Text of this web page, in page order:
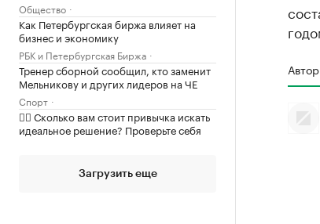
Общество
Как Петербургская биржа влияет на
бизнес и экономику
РБК и Петербургская Биржа
Тренер сборной сообщил, кто заменит
Мельникову и других лидеров на ЧЕ
Спорт
✍🏻 Сколько вам стоит привычка искать
идеальное решение? Проверьте себя
Загрузить еще